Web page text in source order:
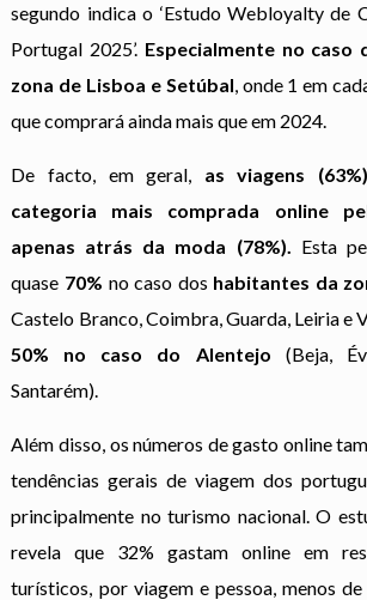
segundo indica o ‘Estudo Webloyalty de
Portugal 2025’. Especialmente no caso
zona de Lisboa e Setúbal, onde 1 em
que comprará ainda mais que em 2024.
De facto, em geral, as viagens
categoria mais comprada online
apenas atrás da moda (78%). Esta
quase 70% no caso dos habitantes da
Castelo Branco, Coimbra, Guarda, Leiria e
50% no caso do Alentejo (Beja,
Santarém).
Além disso, os números de gasto online
tendências gerais de viagem dos
principalmente no turismo nacional. O
revela que 32% gastam online em
turísticos, por viagem e pessoa, menos